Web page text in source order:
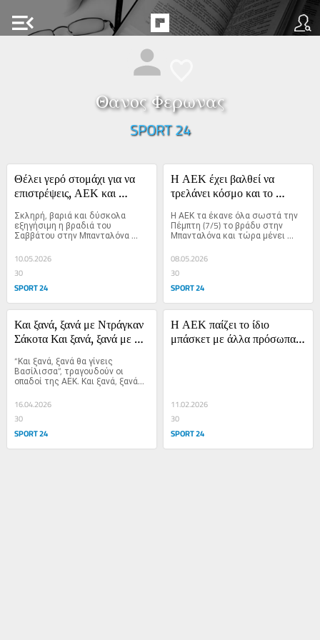
menu_open
Θανος Φερωνας
SPORT 24
Θέλει γερό στομάχι για να
επιστρέψεις, ΑΕΚ και
Σκληρή, βαριά και δύσκολα
εξηγήσιμη η βραδιά του
Σαββάτου στην Μπανταλόνα
(9/5) για...
10.05.2026
30
SPORT 24
Η ΑΕΚ έχει βαλθεί να
τρελάνει κόσμο και το
Η ΑΕΚ τα έκανε όλα σωστά την
Πέμπτη (7/5) το βράδυ στην
Μπανταλόνα και τώρα μένει
08.05.2026
30
SPORT 24
Και ξανά, ξανά με Ντράγκαν
Σάκοτα Και ξανά, ξανά με
“Και ξανά, ξανά θα γίνεις
Βασίλισσα”, τραγουδούν οι
οπαδοί της ΑΕΚ. Και ξανά, ξανά...
16.04.2026
30
SPORT 24
Η ΑΕΚ παίζει το ίδιο
μπάσκετ με άλλα πρόσωπα
11.02.2026
30
SPORT 24